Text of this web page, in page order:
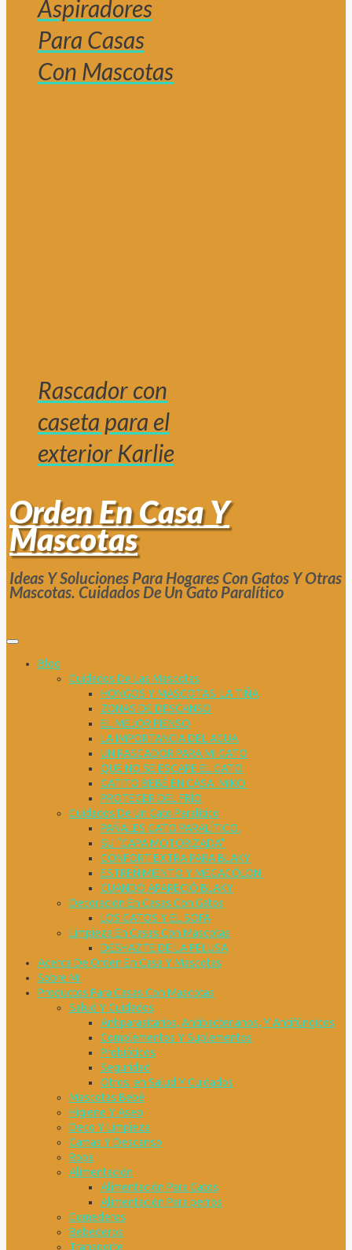
Aspiradores
Para Casas
Con Mascotas
Rascador con
caseta para el
exterior Karlie
Orden En Casa Y
Mascotas
Ideas Y Soluciones Para Hogares Con Gatos Y Otras
Mascotas. Cuidados De Un Gato Paralítico
Blog
Cuidados De Las Mascotas
HONGOS Y MASCOTAS. LA TIÑA
ZONAS DE DESCANSO
EL MEJOR PIENSO
LA IMPORTANCIA DEL AGUA
UN RASCADOR PARA MI GATO
QUE NO SE ESCAPE EL GATO
GATITO BEBÉ EN CASA. MIKO.
PROTEGER DEL FRÍO
Cuidados De Un Gato Paralítico
PAÑALES GATO PARALÍTICO.
SU “CAPA MOTORIZADA”
CONFORT EXTRA PARA BLAKY
ESTREÑIMIENTO Y MEGACÓLON.
CUANDO APARECIÓ BLAKY
Decoración En Casas Con Gatos
LOS GATOS Y EL SOFÁ
Limpieza En Casas Con Mascotas
DESHAZTE DE LA PELUSA
Acerca De Orden En Casa Y Mascotas
Sobre Mi
Productos Para Casas Con Mascotas
Salud Y Cuidados
Antiparasitarios, Antibacterianos, Y Antifúngicos
Complementos Y Suplementos
Probióticos
Seguridad
Otros, en Salud Y Cuidados
Mascotas Bebé
Higiene Y Aseo
Deco Y Limpieza
Camas Y Descanso
Ropa
Alimentación
Alimentación Para Gatos
Alimentación Para perros
Comederos
Bebederos
Transporte